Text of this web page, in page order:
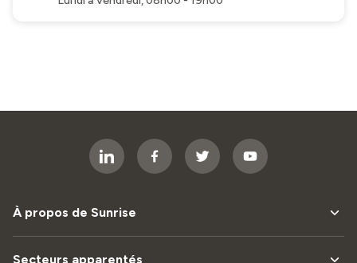
À propos de Sunrise
Secteurs apparentés